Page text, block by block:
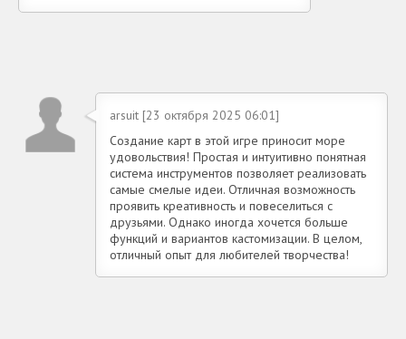
arsuit [23 октября 2025 06:01]
Создание карт в этой игре приносит море
удовольствия! Простая и интуитивно понятная
система инструментов позволяет реализовать
самые смелые идеи. Отличная возможность
проявить креативность и повеселиться с
друзьями. Однако иногда хочется больше
функций и вариантов кастомизации. В целом,
отличный опыт для любителей творчества!